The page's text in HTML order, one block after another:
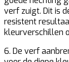
verf zuigt. Dit is
resistent
kleurverschillen
6. De verf